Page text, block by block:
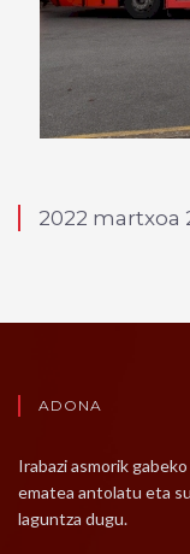
2022 martxoa
ADONA
Irabazi asmorik
ematea antolatu eta
laguntza dugu.